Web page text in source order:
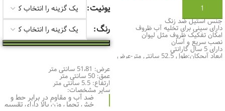
افزودن به سبد خرید
جنس استیل ضد زنگ
دارای سینی برای تخلیه آب ظروف
امکان تفکیک ظروف مثل لیوان
نصب سریع و آسان
دارای 5 سال گارانتی
ابعاد آبچکان:طول 52.5 سانتی متر-عرض
یونیت
رنگ
عرض: 51،81 سانتی متر
عمق: 50 سانتی متر
ارتفاع: 5.5 سانتی متر
سایر مشخصات:
ضد آب و مقاوم در برابر حط و
خش تحمل وزن بالا دارای تقسیم